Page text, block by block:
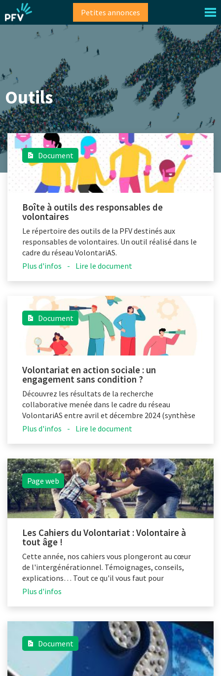
au
contenu
Petites annonces
Outils
Document
Boîte à outils des responsables de
volontaires
Le répertoire des outils de la PFV destinés aux
responsables de volontaires. Un outil réalisé dans le
cadre du réseau VolontariAS.
Plus d'infos
- Lire le document
Document
Volontariat en action sociale : un
engagement sans condition ?
Découvrez les résultats de la recherche
collaborative menée dans le cadre du réseau
VolontariAS entre avril et décembre 2024 (synthèse
en français).
Plus d'infos - Lire le document
Page web
Les Cahiers du Volontariat : Volontaire à
tout âge !
Cette année, nos cahiers vous plongeront au cœur
de l'intergénérationnel. Témoignages, conseils,
explications… Tout ce qu'il vous faut pour
construire des équipes de volontaires
Plus d'infos
Document